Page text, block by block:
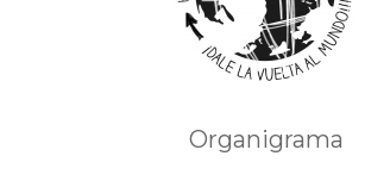
Organigrama